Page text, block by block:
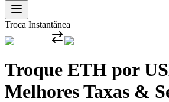
Troca Instantânea
Troque ETH por
Melhores Taxas &